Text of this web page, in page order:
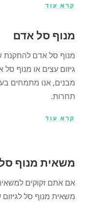
קרא עוד
מנוף סל אדם
מנוף סל אדם להתקנת
גיזום עצים או מנוף סל
מבנים, אנו מתמחים
תחרות.
קרא עוד
משאית מנוף
אם אתם זקוקים
משאית מנוף סל